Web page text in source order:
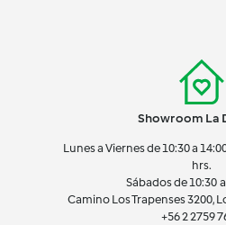
Showroom La
Lunes a Viernes de 10:30 a
hrs.
Sábados de 10:30
Camino Los Trapenses 3200,
+56 22759